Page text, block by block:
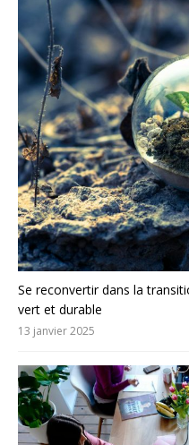
Se reconvertir dans la
vert et durable
13 janvier 2025